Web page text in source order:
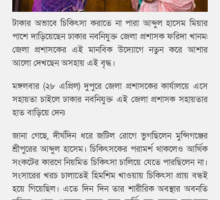
টাকার অভাবে চিকিৎসা করাতে না পারা আব্দুল হাসেম মিয়ার
পাশে দাড়িয়েছেন ঢাকার নবনিযুক্ত জেলা প্রশাসক ফরিদা খানম৷
জেলা প্রশাসকের এই মানবিক উদ্যোগে নতুন করে আশার
আলো দেখছেন অসহায় এই বৃদ্ধ।
মঙ্গলবার (২৮ এপ্রিল) দুপুরে জেলা প্রশাসকের কার্যালয়ে এসে
সহায়তা চাইলে ঢাকার নবনিযুক্ত এই জেলা প্রশাসক সহায়তার
হাত বাড়িয়ে দেন৷
জানা গেছে, দীর্ঘদিন ধরে জটিল রোগে ভুগছিলেন মুন্সিগঞ্জের
শ্রীপুরের আব্দুল হাসেম। চিকিৎসকের পরামর্শ থাকলেও আর্থিক
সংকটের কারণে নিয়মিত চিকিৎসা চালিয়ে যেতে পারছিলেন না।
সংসারের খরচ চালাতেই হিমশিম খাওয়ায় চিকিৎসা প্রায় বন্ধই
হয়ে গিয়েছিল। এতে দিন দিন তার শারীরিক অবস্থার অবনতি